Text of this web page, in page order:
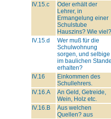
IV.15.c
Oder erhält der
Lehrer, in
Ermangelung einer
Schulstube
Hauszins? Wie viel?
IV.15.d
Wer muß für die
Schulwohnung
sorgen, und selbige
im baulichen
erhalten?
IV.16
Einkommen des
Schullehrers.
IV.16.A
An Geld, Getreide,
Wein, Holz etc.
IV.16.B
Aus welchen
Quellen? aus